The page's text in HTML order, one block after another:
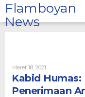
Lewati
ke
konten
Flamboyan
News
Maret 18, 2021
Bintang2345
Kabid
Penerimaan